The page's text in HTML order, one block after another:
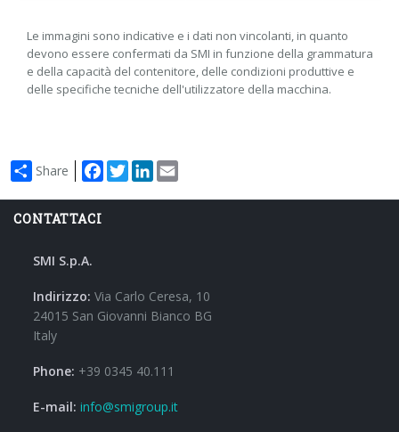
Le immagini sono indicative e i dati non vincolanti, in quanto
devono essere confermati da SMI in funzione della grammatura
e della capacità del contenitore, delle condizioni produttive e
delle specifiche tecniche dell'utilizzatore della macchina.
Share Facebook
TwitterLinkedIn
CONTATTACI
SMI S.p.A.
Indirizzo: Via Carlo Ceresa, 10
24015 San Giovanni Bianco BG
Italy
Phone: +39 0345 40.111
E-mail: info@smigroup.it